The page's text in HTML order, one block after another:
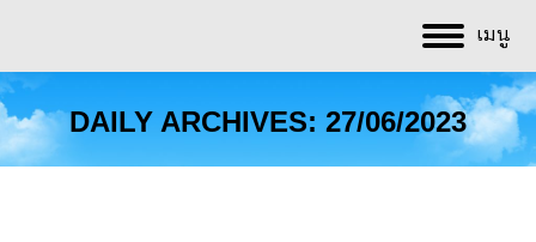
เมนู
DAILY ARCHIVES: 27/06/2023